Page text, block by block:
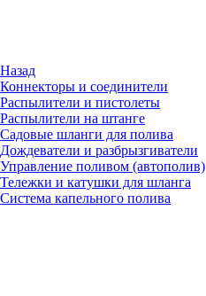
Назад
Коннекторы и соединители
Распылители и пистолеты
Распылители на штанге
Садовые шланги для полива
Дождеватели и разбрызгиватели
Управление поливом (автополив)
Тележки и катушки для шланга
Система капельного полива